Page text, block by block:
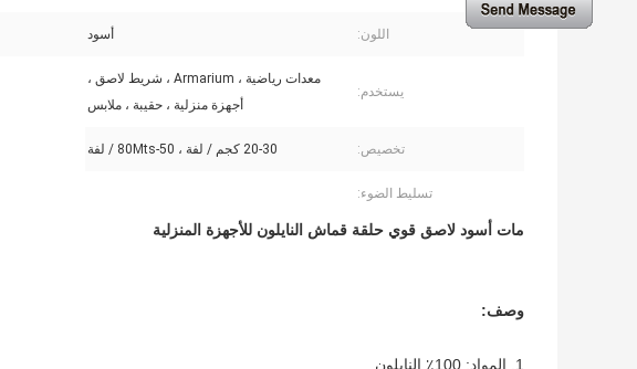
اللون: أسود
يستخدم:
معدات رياضية ، Armarium ، شريط لاصق ،
أجهزة منزلية ، حقيبة ، ملابس
تخصيص: 20-30 كجم / لفة ، 50-80Mts / لفة
تسليط الضوء:
مات أسود لاصق قوي حلقة قماش النايلون للأجهزة المنزلية
وصف:
1. المواد: 100٪ النايلون